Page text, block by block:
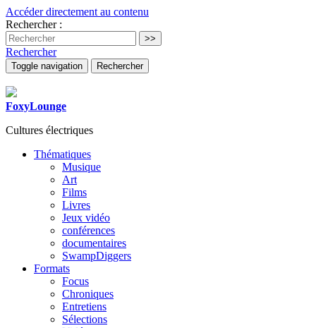
Accéder directement au contenu
Rechercher :
Rechercher
Toggle navigation Rechercher
FoxyLounge
Cultures électriques
Thématiques
Musique
Art
Films
Livres
Jeux vidéo
conférences
documentaires
SwampDiggers
Formats
Focus
Chroniques
Entretiens
Sélections